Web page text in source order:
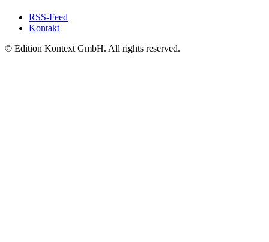
RSS-Feed
Kontakt
© Edition Kontext GmbH. All rights reserved.